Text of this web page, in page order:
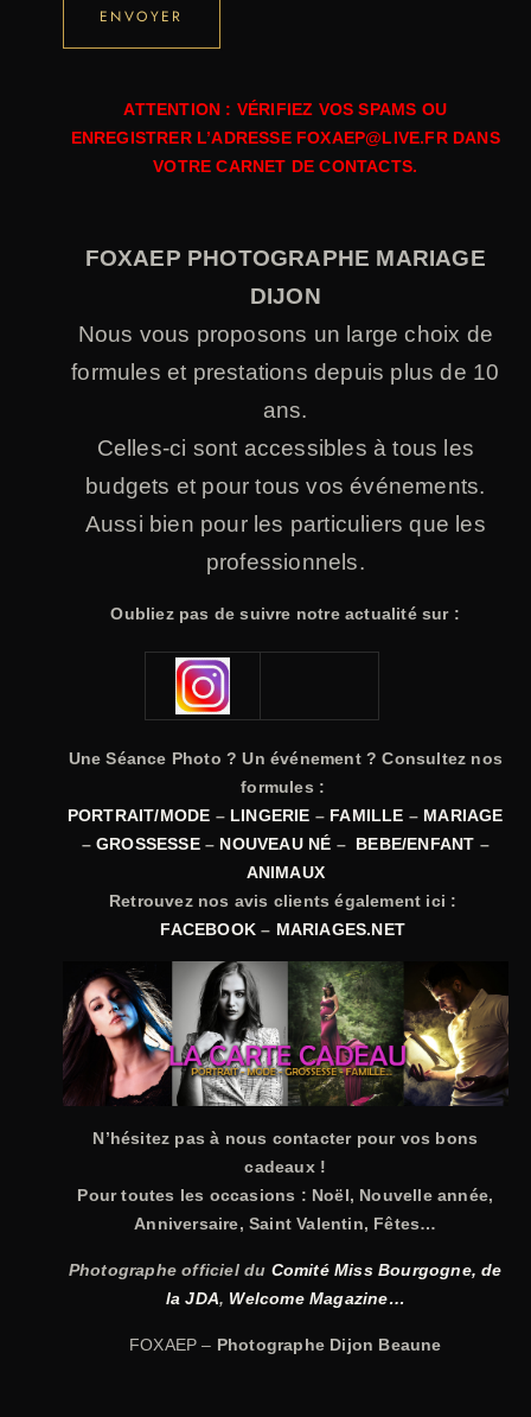
ATTENTION : VÉRIFIEZ VOS SPAMS OU
ENREGISTRER L’ADRESSE FOXAEP@LIVE.FR DANS
VOTRE CARNET DE CONTACTS.
FOXAEP PHOTOGRAPHE MARIAGE
DIJON
Nous vous proposons un large choix de
formules et prestations depuis plus de 10
ans.
Celles-ci sont accessibles à tous les
budgets et pour tous vos événements.
Aussi bien pour les particuliers que les
professionnels.
Oubliez pas de suivre notre actualité sur :
Une Séance Photo ? Un événement ? Consultez nos
formules :
PORTRAIT/MODE – LINGERIE – FAMILLE – MARIAGE
–GROSSESSE– NOUVEAU NÉ – BEBE/ENFANT –
ANIMAUX
Retrouvez nos avis clients également ici :
FACEBOOK– MARIAGES.NET
N’hésitez pas à nous contacter pour vos bons
cadeaux !
Pour toutes les occasions : Noël, Nouvelle année,
Anniversaire, Saint Valentin, Fêtes…
Photographe officiel du Comité Miss Bourgogne, de
la JDA, Welcome Magazine…
FOXAEP – Photographe Dijon Beaune